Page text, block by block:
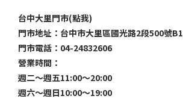
台中大里門市(點我)
門市地址：台中市大里區國光路2段500號B1
門市電話：04-24832606
營業時間：
週二～週五11:00～20:00
週六～週日10:00～19:00